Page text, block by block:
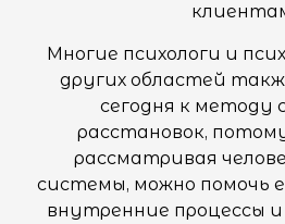
Многие психологи и
других областей
сегодня к методу
расстановок,
рассматривая
системы, можно помочь
внутренние процессы